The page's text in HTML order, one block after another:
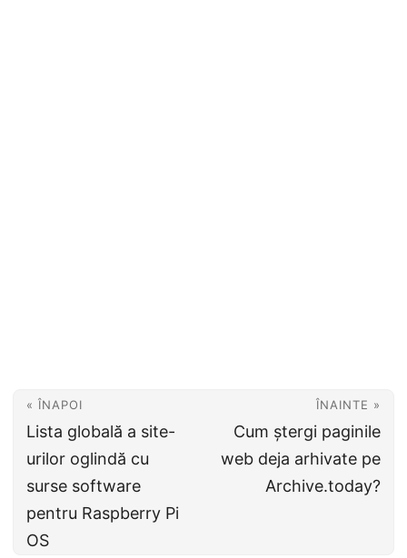
« ÎNAPOI
Lista globală a site-
urilor oglindă cu
surse software
pentru Raspberry Pi
OS
ÎNAINTE »
Cum ștergi paginile
web deja arhivate pe
Archive.today?